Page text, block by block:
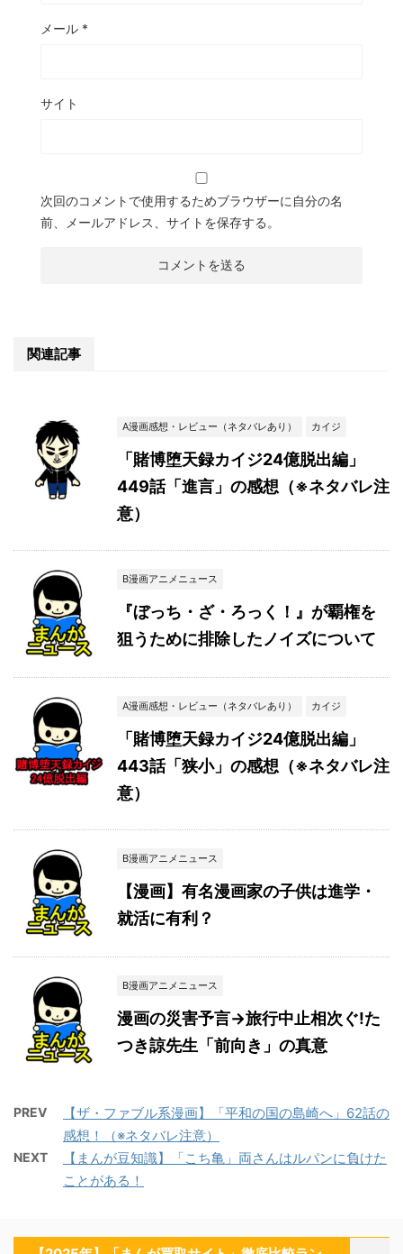
メール *
サイト
次回のコメントで使用するためブラウザーに自分の名
前、メールアドレス、サイトを保存する。
関連記事
A漫画感想・レビュー（ネタバレあり） カイジ
「賭博堕天録カイジ24億脱出編」
449話「進言」の感想（※ネタバレ注
意）
B漫画アニメニュース
『ぼっち・ざ・ろっく！』が覇権を
狙うために排除したノイズについて
A漫画感想・レビュー（ネタバレあり） カイジ
「賭博堕天録カイジ24億脱出編」
443話「狭小」の感想（※ネタバレ注
意）
B漫画アニメニュース
【漫画】有名漫画家の子供は進学・
就活に有利？
B漫画アニメニュース
漫画の災害予言→旅行中止相次ぐ!た
つき諒先生「前向き」の真意
PREV
【ザ・ファブル系漫画】「平和の国の島崎へ」62話の
感想！（※ネタバレ注意）
NEXT
【まんが豆知識】「こち亀」両さんはルパンに負けた
ことがある！